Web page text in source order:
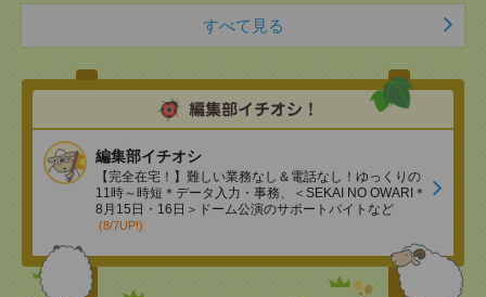
すべて見る
編集部イチオシ
【完全在宅！】難しい業務なし＆電話なし！ゆっくりの
11時～時短＊データ入力・事務、＜SEKAI NO OWARI＊
8月15日・16日＞ドーム公演のサポートバイトなど
(8/7UP!)